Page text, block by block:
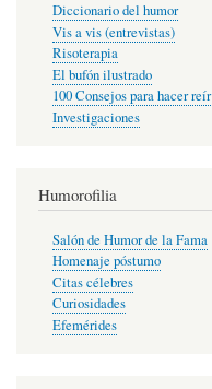
Diccionario del humor
Vis a vis (entrevistas)
Risoterapia
El bufón ilustrado
100 Consejos para hacer reír
Investigaciones
Humorofilia
Salón de Humor de la Fama
Homenaje póstumo
Citas célebres
Curiosidades
Efemérides